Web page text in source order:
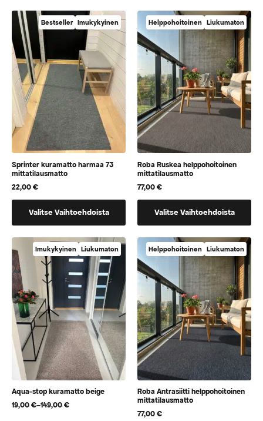
vaihtoehtoja,
jotka
voidaan
valita
tuotteen
sivulla
vaihtoehtoja,
jotka
voidaan
valita
tuotteen
sivulla
Bestseller Imukykyinen
Sprinter kuramatto harmaa 73
mittatilausmatto
22,00€
Valitse Vaihtoehdoista
vaihtoehtoja,
jotka
voidaan
valita
tuotteen
sivulla
Helppohoitoinen Liukumaton
Roba Ruskea helppohoitoinen
mittatilausmatto
77,00€
Valitse Vaihtoehdoista
vaihtoehtoja,
jotka
voidaan
valita
tuotteen
sivulla
Imukykyinen Liukumaton
Aqua-stop kuramatto beige
19,00€–149,00€
Hintaluokka:
Helppohoitoinen Liukumaton
Roba Antrasiitti helppohoitoinen
mittatilausmatto
77,00€